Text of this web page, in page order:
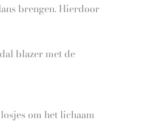
brengen. Hierdoor
blazer met de
om het lichaam